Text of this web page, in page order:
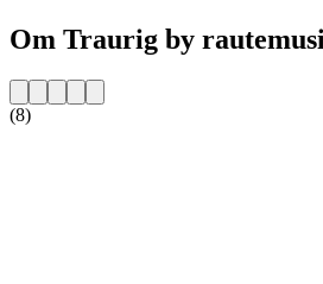
Om Traurig by
(8)